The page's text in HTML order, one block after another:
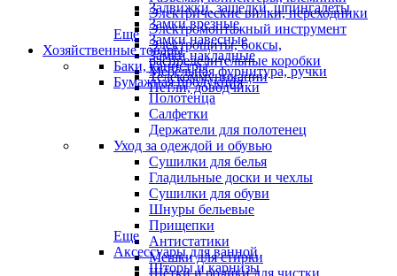
Электрические вилки, переходники
Электромонтажный инструмент
Электрощиты, боксы,
распределительные коробки
Телекоммуникации
Задвижки, защелки, шпингалеты
Замки врезные
Замки навесные
Замки накладные
Мебельная фурнитура, ручки
Петли, доводчики
Еще
Хозяйственные товары
Баки, канистры
Бумажная продукция
Полотенца
Салфетки
Держатели для полотенец
Уход за одеждой и обувью
Сушилки для белья
Гладильные доски и чехлы
Сушилки для обуви
Шнуры бельевые
Прищепки
Антистатики
Мешки для стирки
Щётки и ролики для чистки
Еще
Аксессуары для ванной
Шторы и карнизы